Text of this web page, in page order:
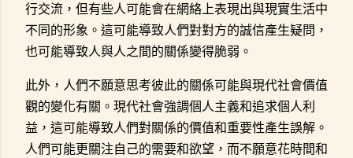
行交流，但有些人可能會在網絡上表現出與現實生活中
不同的形象。這可能導致人們對對方的誠信產生疑問，
也可能導致人與人之間的關係變得脆弱。
此外，人們不願意思考彼此的關係可能與現代社會價值
觀的變化有關。現代社會強調個人主義和追求個人利
益，這可能導致人們對關係的價值和重要性產生誤解。
人們可能更關注自己的需要和欲望，而不願意花時間和